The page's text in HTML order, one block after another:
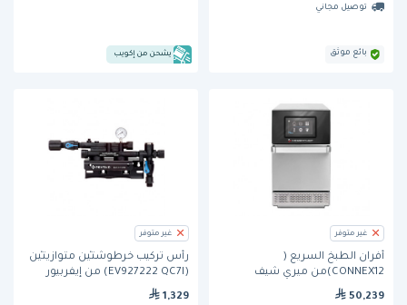
توصيل مجاني
بائع موثق يشحن من إكويب
غير متوفر
أفران الطبخ السريع (
CONNEX12)من ميري شيف
50,239
غير متوفر
رأس تركيب خرطوشتَيْن متوازيتَيْن
(EV927222 QC7I) من إيفربيور
1,329